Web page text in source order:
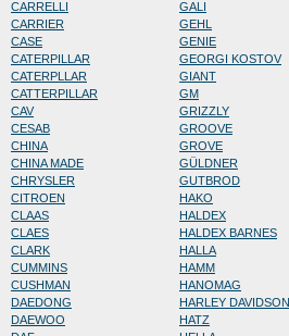
CARRELLI
CARRIER
CASE
CATERPILLAR
CATERPLLAR
CATTERPILLAR
CAV
CESAB
CHINA
CHINA MADE
CHRYSLER
CITROEN
CLAAS
CLAES
CLARK
CUMMINS
CUSHMAN
DAEDONG
DAEWOO
GALI
GEHL
GENIE
GEORGI KOSTOV
GIANT
GM
GRIZZLY
GROOVE
GROVE
GÜLDNER
GUTBROD
HAKO
HALDEX
HALDEX BARNES
HALLA
HAMM
HANOMAG
HARLEY DAVIDSON
HATZ